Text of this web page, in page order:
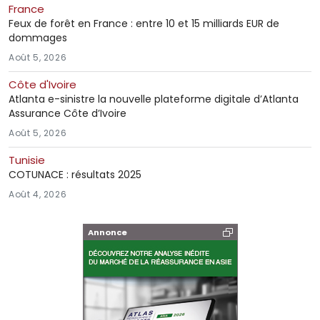
France
Feux de forêt en France : entre 10 et 15 milliards EUR de
dommages
Août 5, 2026
Côte d'Ivoire
Atlanta e-sinistre la nouvelle plateforme digitale d’Atlanta
Assurance Côte d’Ivoire
Août 5, 2026
Tunisie
COTUNACE : résultats 2025
Août 4, 2026
Annonce